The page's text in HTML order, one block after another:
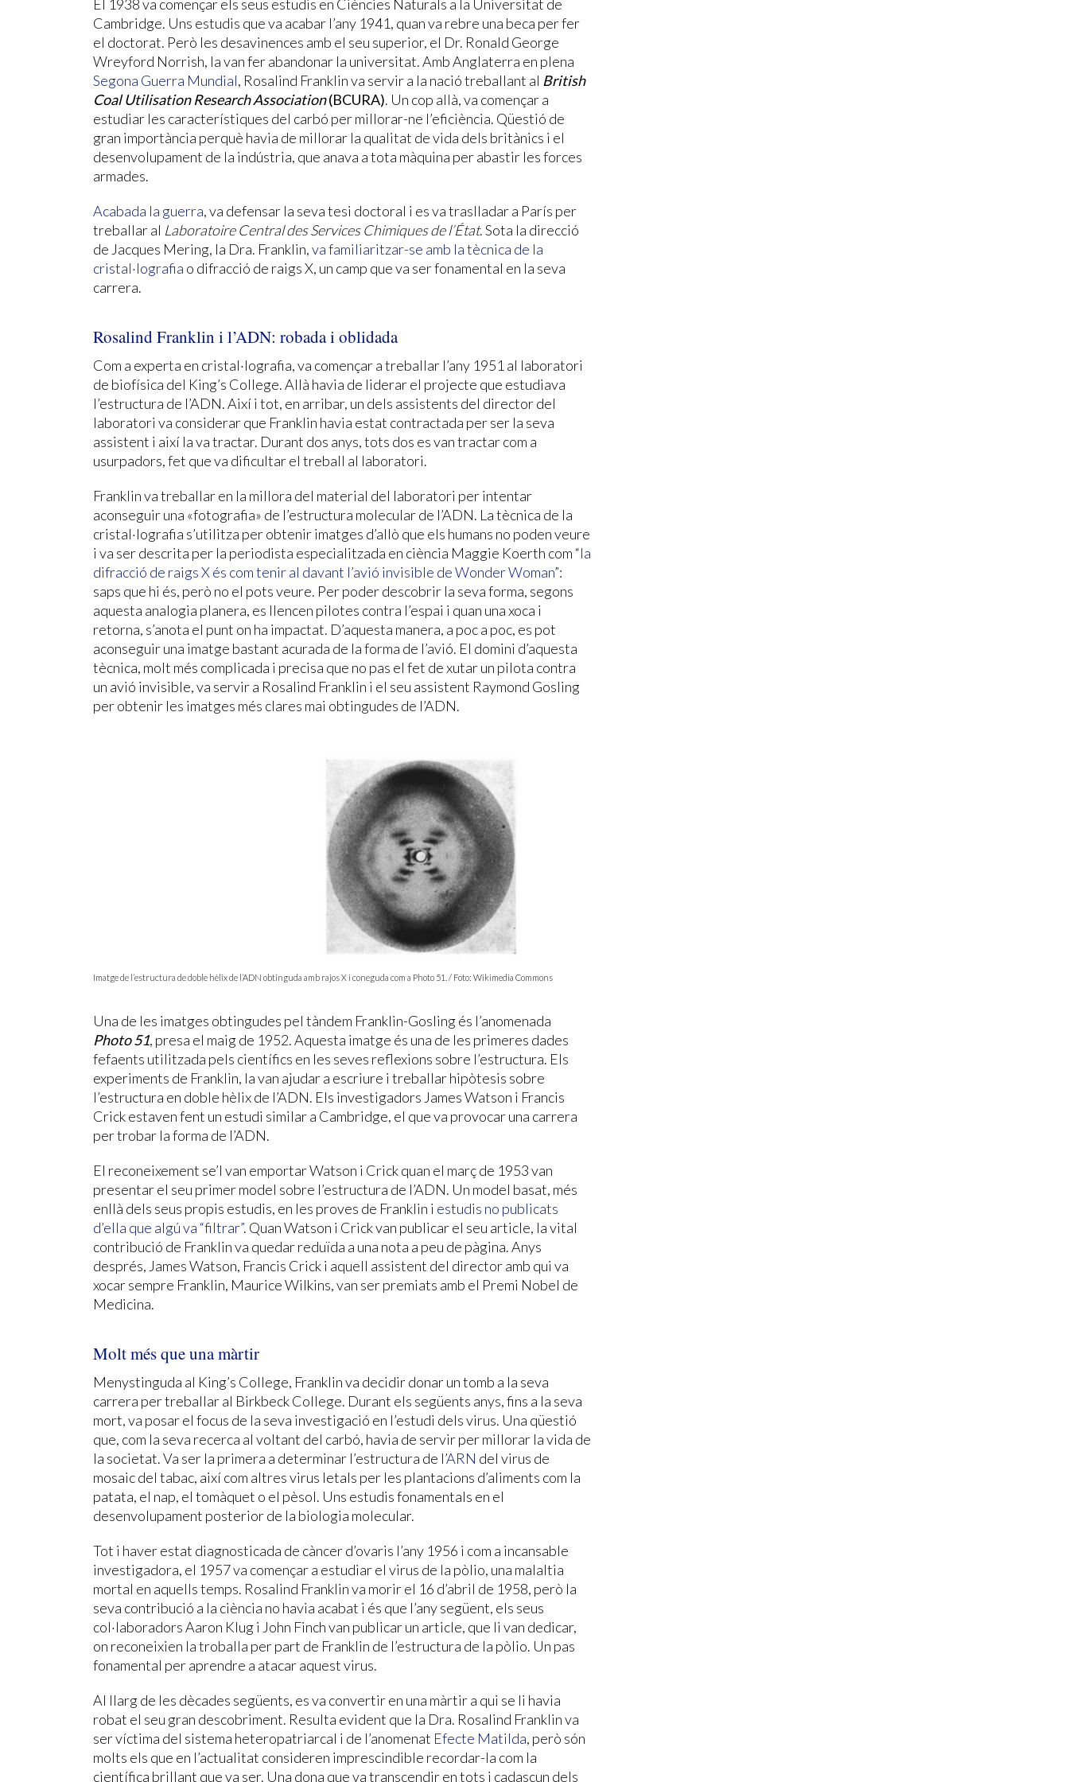
El 1938 va començar els seus estudis en Ciències Naturals a la Universitat de
Cambridge. Uns estudis que va acabar l’any 1941, quan va rebre una beca per fer
el doctorat. Però les desavinences amb el seu superior, el Dr. Ronald George
Wreyford Norrish, la van fer abandonar la universitat. Amb Anglaterra en plena
Segona Guerra Mundial, Rosalind Franklin va servir a la nació treballant al British
Coal Utilisation Research Association(BCURA). Un cop allà, va començar a
estudiar les característiques del carbó per millorar-ne l’eficiència. Qüestió de
gran importància perquè havia de millorar la qualitat de vida dels britànics i el
desenvolupament de la indústria, que anava a tota màquina per abastir les forces
armades.
Acabada la guerra, va defensar la seva tesi doctoral i es va traslladar a París per
treballar al Laboratoire Central des Services Chimiques de l’État. Sota la direcció
de Jacques Mering, la Dra. Franklin,va familiaritzar-se amb la tècnica de la
cristal·lografia o difracció de raigs X, un camp que va ser fonamental en la seva
carrera.
Rosalind Franklin i l’ADN: robada i oblidada
Com a experta en cristal·lografia, va començar a treballar l’any 1951 al laboratori
de biofísica del King’s College. Allà havia de liderar el projecte que estudiava
l’estructura de l’ADN. Així i tot, en arribar, un dels assistents del director del
laboratori va considerar que Franklin havia estat contractada per ser la seva
assistent i així la va tractar. Durant dos anys, tots dos es van tractar com a
usurpadors, fet que va dificultar el treball al laboratori.
Franklin va treballar en la millora del material del laboratori per intentar
aconseguir una «fotografia» de l’estructura molecular de l’ADN. La tècnica de la
cristal·lografia s’utilitza per obtenir imatges d’allò que els humans no poden veure
i va ser descrita per la periodista especialitzada en ciència Maggie Koerth com “la
difracció de raigs X és com tenir al davant l’avió invisible de Wonder Woman”:
saps que hi és, però no el pots veure. Per poder descobrir la seva forma, segons
aquesta analogia planera, es llencen pilotes contra l’espai i quan una xoca i
retorna, s’anota el punt on ha impactat. D’aquesta manera, a poc a poc, es pot
aconseguir una imatge bastant acurada de la forma de l’avió. El domini d’aquesta
tècnica, molt més complicada i precisa que no pas el fet de xutar un pilota contra
un avió invisible, va servir a Rosalind Franklin i el seu assistent Raymond Gosling
per obtenir les imatges més clares mai obtingudes de l’ADN.
Imatge de l’estructura de doble hèlix de l’ADN obtinguda amb rajos X i coneguda com a Photo 51. / Foto: Wikimedia Commons
Una de les imatges obtingudes pel tàndem Franklin-Gosling és l’anomenada
Photo 51, presa el maig de 1952. Aquesta imatge és una de les primeres dades
fefaents utilitzada pels científics en les seves reflexions sobre l’estructura. Els
experiments de Franklin, la van ajudar a escriure i treballar hipòtesis sobre
l’estructura en doble hèlix de l’ADN. Els investigadors James Watson i Francis
Crick estaven fent un estudi similar a Cambridge, el que va provocar una carrera
per trobar la forma de l’ADN.
El reconeixement se’l van emportar Watson i Crick quan el març de 1953 van
presentar el seu primer model sobre l’estructura de l’ADN. Un model basat, més
enllà dels seus propis estudis, en les proves de Franklin i estudis no publicats
d’ella que algú va “filtrar”. Quan Watson i Crick van publicar el seu article, la vital
contribució de Franklin va quedar reduïda a una nota a peu de pàgina. Anys
després, James Watson, Francis Crick i aquell assistent del director amb qui va
xocar sempre Franklin, Maurice Wilkins, van ser premiats amb el Premi Nobel de
Medicina.
Molt més que una màrtir
Menystinguda al King’s College, Franklin va decidir donar un tomb a la seva
carrera per treballar al Birkbeck College. Durant els següents anys, fins a la seva
mort, va posar el focus de la seva investigació en l’estudi dels virus. Una qüestió
que, com la seva recerca al voltant del carbó, havia de servir per millorar la vida de
la societat. Va ser la primera a determinar l’estructura de l’ARN del virus de
mosaic del tabac, així com altres virus letals per les plantacions d’aliments com la
patata, el nap, el tomàquet o el pèsol. Uns estudis fonamentals en el
desenvolupament posterior de la biologia molecular.
Tot i haver estat diagnosticada de càncer d’ovaris l’any 1956 i com a incansable
investigadora, el 1957 va començar a estudiar el virus de la pòlio, una malaltia
mortal en aquells temps. Rosalind Franklin va morir el 16 d’abril de 1958, però la
seva contribució a la ciència no havia acabat i és que l’any següent, els seus
col·laboradors Aaron Klug i John Finch van publicar un article, que li van dedicar,
on reconeixien la troballa per part de Franklin de l’estructura de la pòlio. Un pas
fonamental per aprendre a atacar aquest virus.
Al llarg de les dècades següents, es va convertir en una màrtir a qui se li havia
robat el seu gran descobriment. Resulta evident que la Dra. Rosalind Franklin va
ser víctima del sistema heteropatriarcal i de l’anomenat Efecte Matilda, però són
molts els que en l’actualitat consideren imprescindible recordar-la com la
científica brillant que va ser. Una dona que va transcendir en tots i cadascun dels